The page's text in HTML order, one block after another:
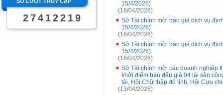
2 7 4 1 2 2 1 9
15/4/2026)
(16/04/2026)
Sở Tài chính mời báo giá dịch vụ
15/4/2026)
(16/04/2026)
Sở Tài chính mời báo giá dịch vụ
15/4/2026)
(16/04/2026)
Sở Tài chính mời các doanh nghiệp
khởi điểm bán đấu giá 04 tài sản
tải, Hội Chữ thập đỏ tỉnh, Hội Cựu
(13/04/2026)